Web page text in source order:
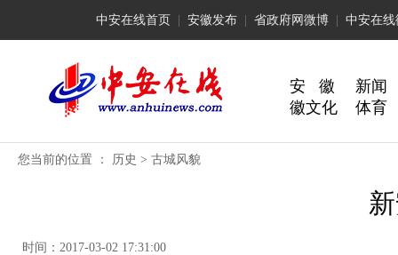
中安在线首页 安徽发布 省政府网微博 中安在线
安 徽
新闻
徽文化
体育
您当前的位置 ： 历史 > 古城风貌
时间：2017-03-02 17:31:00